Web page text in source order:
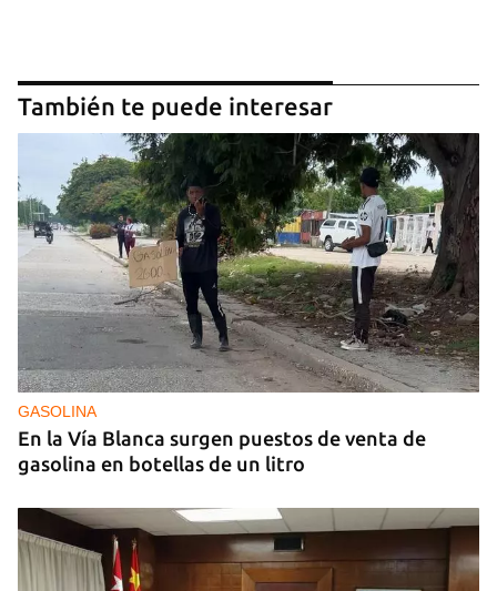
También te puede interesar
GASOLINA
En la Vía Blanca surgen puestos de venta de
gasolina en botellas de un litro